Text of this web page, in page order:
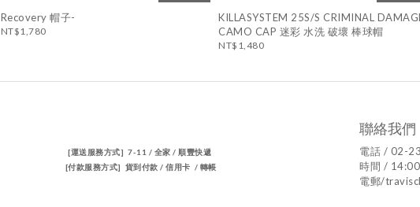
Recovery 帽子-
NT$1,780
KILLASYSTEM 25S/S CRIMINAL
CAMO CAP 迷彩 水洗 破壞 棒球帽
NT$1,480
[運送服務方式] 7-11 / 全家 / 順豐快遞
[付款服務方式] 貨到付款 / 信用卡 / 轉帳
聯絡我們
電話 / 02-
時間 /
電郵/